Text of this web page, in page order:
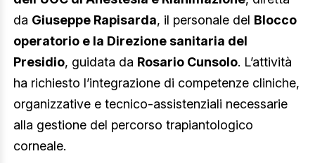
da Giuseppe Rapisarda, il personale del Blocco
operatorio e la Direzione sanitaria del
Presidio, guidata da Rosario Cunsolo. L’attività
ha richiesto l’integrazione di competenze cliniche,
organizzative e tecnico-assistenziali necessarie
alla gestione del percorso trapiantologico
corneale.